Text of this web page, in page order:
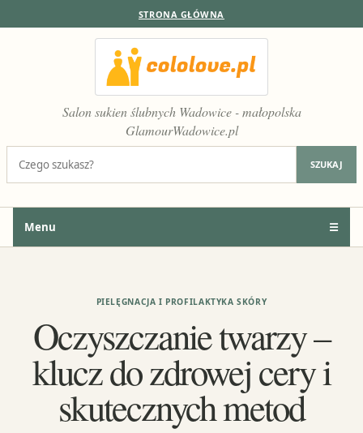
STRONA GŁÓWNA
Salon sukien ślubnych Wadowice - małopolska
GlamourWadowice.pl
SZUKAJ
Menu ☰
PIELĘGNACJA I PROFILAKTYKA SKÓRY
Oczyszczanie twarzy –
klucz do zdrowej cery i
skutecznych metod